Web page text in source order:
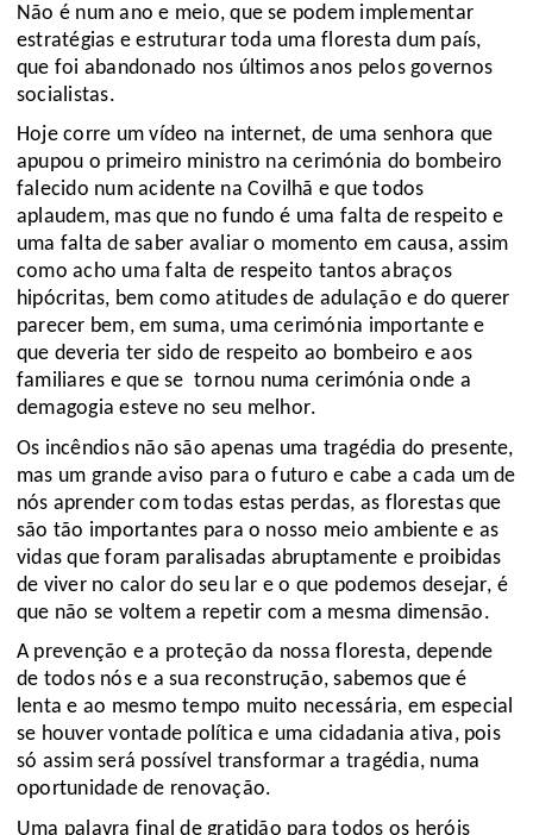
Não é num ano e meio, que se podem implementar
estratégias e estruturar toda uma floresta dum país,
que foi abandonado nos últimos anos pelos governos
socialistas.
Hoje corre um vídeo na internet, de uma senhora que
apupou o primeiro ministro na cerimónia do bombeiro
falecido num acidente na Covilhã e que todos
aplaudem, mas que no fundo é uma falta de respeito e
uma falta de saber avaliar o momento em causa, assim
como acho uma falta de respeito tantos abraços
hipócritas, bem como atitudes de adulação e do querer
parecer bem, em suma, uma cerimónia importante e
que deveria ter sido de respeito ao bombeiro e aos
familiares e que se tornou numa cerimónia onde a
demagogia esteve no seu melhor.
Os incêndios não são apenas uma tragédia do presente,
mas um grande aviso para o futuro e cabe a cada um de
nós aprender com todas estas perdas, as florestas que
são tão importantes para o nosso meio ambientee as
vidas que foram paralisadas abruptamente e proibidas
de viver no calor do seu lar e o que podemos desejar, é
que não se voltem a repetir com a mesma dimensão.
A prevenção e a proteção da nossa floresta, depende
de todos nós e a sua reconstrução, sabemos que é
lenta e ao mesmo tempo muito necessária, em especial
se houver vontade política e uma cidadania ativa, pois
só assim será possível transformar a tragédia, numa
oportunidade de renovação.
Uma palavra final de gratidão para todos os heróis